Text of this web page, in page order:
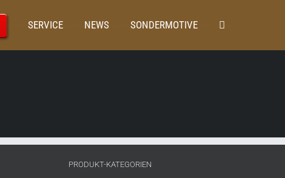
SERVICE NEWS SONDERMOTIVE
Metall Lichterbogen Sondermotive Schwibbogen_pesionritz_Entwurf_2021-12-08
PRODUKT-KATEGORIEN